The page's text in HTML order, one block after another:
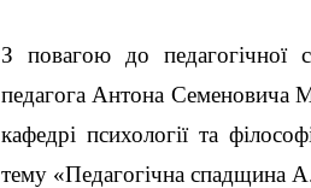
З повагою до педагогічної
педагога Антона Семеновича
кафедрі психології та
тему «Педагогічна спадщина